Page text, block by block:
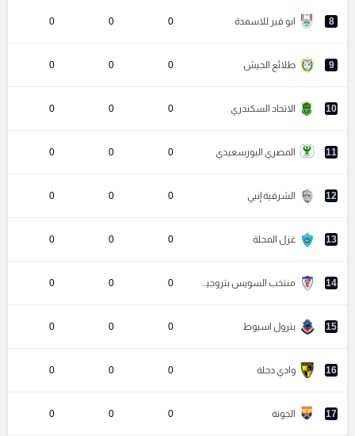
8 ابو قير للاسمدة 0
0
0
9 طلائع الجيش 0
0
0
10 الاتحاد السكندري 0
0
0
11 المصري البورسعيدي 0
0
0
12 الشرقية إنبي 0
0
0
13 غزل المحلة 0
0
0
14
0
0
0
15 بترول اسيوط 0
0
0
16 وادي دجلة 0
0
0
17 الجونة 0
0
0